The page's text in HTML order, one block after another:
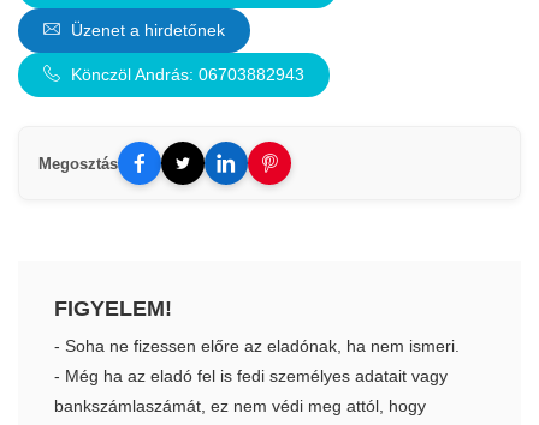
Üzenet a hirdetőnek
Könczöl András: 06703882943
Megosztás
FIGYELEM!
- Soha ne fizessen előre az eladónak, ha nem ismeri.
- Még ha az eladó fel is fedi személyes adatait vagy
bankszámlaszámát, ez nem védi meg attól, hogy